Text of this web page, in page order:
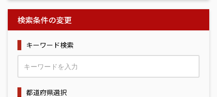
検索条件の変更
キーワード検索
都道府県選択